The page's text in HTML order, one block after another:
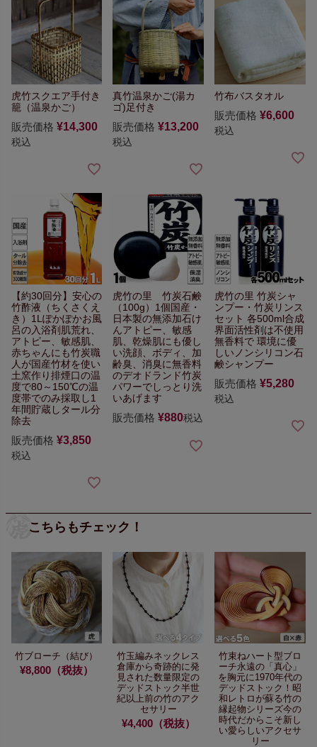
虎竹スクエア手付き
籠（温泉かご）
販売価格 ¥14,300
税込
真竹温泉かご(湯カ
ゴ)足付き
販売価格 ¥13,200
税込
竹布バスタオル
販売価格 ¥6,600
税込
【約30回分】 安心の
竹酢液（ちくさくえ
き）1L ぽかぽかお風
呂の入浴剤 肌荒れ、
アトピー、敏感肌、
赤ちゃんにも竹炭職
人が国産竹材を使い
土窯作り排煙口の温
度で80～150℃の温
度帯でのみ採取し1
年間貯蔵しタール分
除去
販売価格 ¥3,850
税込
虎竹の里 竹炭石鹸
（100g）1個国産・
日本製の無添加石け
んアトピー、敏感
肌、乾燥肌にも優し
い洗顔、ボディ、加
齢臭、消臭に無香料
のデオドランド竹炭
パワーでしっとり洗
いあげます
販売価格 ¥880税込
虎竹の里 竹炭シャ
ンプー・竹炭リンス
セット 各500ml合成
界面活性剤は不使用
無香料で 環境に優
しいノンシリコン石
鹸シャンプー
販売価格 ¥5,280
税込
こちらもチェック！
竹ブローチ（結び）
¥8,800（税抜）
竹玉編みネックレス
倉庫から奇跡的に発
見された数量限定の
デッドストック半世
紀以上前の竹のアク
セサリー
¥4,400（税抜）
竹束ねハート型ブロ
ーチ永遠の「真心」
を胸元に 1970年代の
デッドストック！ 昭
和レトロが蘇る竹の
縁起物シリーズ今の
時代だからこそ新し
い愛らしいアクセサ
リー